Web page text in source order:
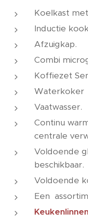
Koelkast
Inductie
Afzuigkap.
Combi
Koffiezet
Waterkoker
Vaatwasser.
Continu
centrale
Voldoende
beschikbaar.
Voldoende
Een